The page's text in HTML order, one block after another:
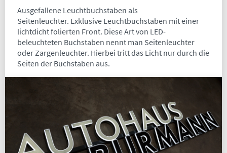
Ausgefallene Leuchtbuchstaben als
Seitenleuchter. Exklusive Leuchtbuchstaben mit einer
lichtdicht folierten Front. Diese Art von LED-
beleuchteten Buchstaben nennt man Seitenleuchter
oder Zargenleuchter. Hierbei tritt das Licht nur durch die
Seiten der Buchstaben aus.